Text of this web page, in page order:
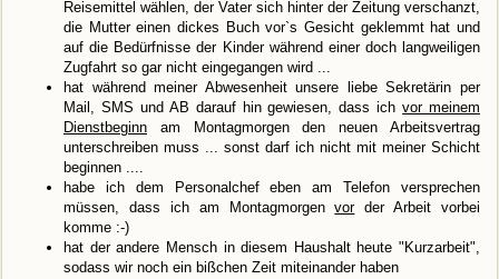
Reisemittel wählen, der Vater sich hinter der Zeitung verschanzt,
die Mutter einen dickes Buch vor`s Gesicht geklemmt hat und
auf die Bedürfnisse der Kinder während einer doch langweiligen
Zugfahrt so gar nicht eingegangen wird ...
hat während meiner Abwesenheit unsere liebe Sekretärin per
Mail, SMS und AB darauf hin gewiesen, dass ichvor meinem
Dienstbeginn am Montagmorgen den neuen Arbeitsvertrag
unterschreiben muss ... sonst darf ich nicht mit meiner Schicht
beginnen ....
habe ich dem Personalchef eben am Telefon versprechen
müssen, dass ich am Montagmorgenvorder Arbeit vorbei
komme :-)
hat der andere Mensch in diesem Haushalt heute "Kurzarbeit",
sodass wir noch ein bißchen Zeit miteinander haben